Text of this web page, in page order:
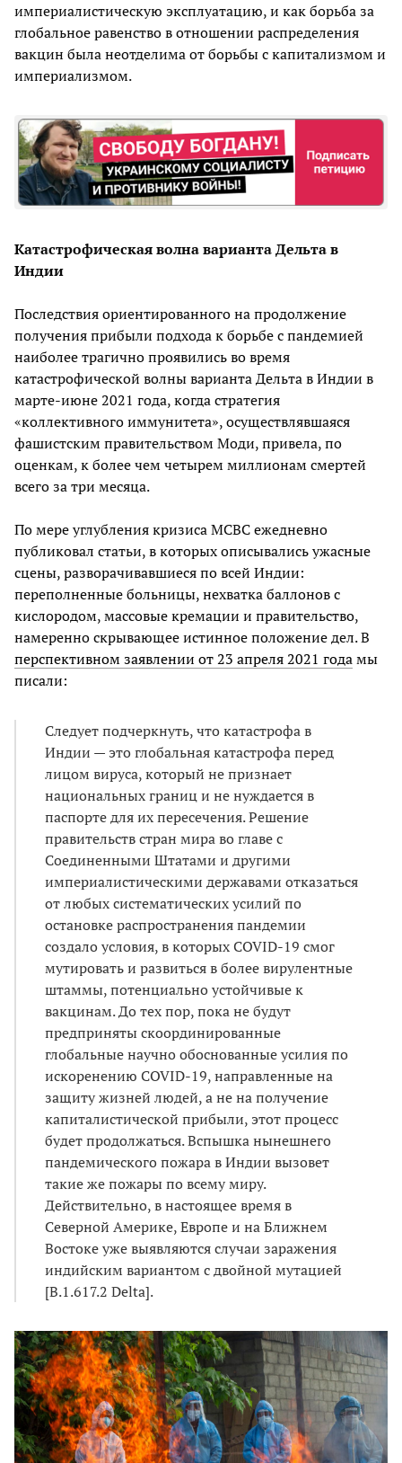
империалистическую эксплуатацию, и как борьба за
глобальное равенство в отношении распределения
вакцин была неотделима от борьбы с капитализмом и
империализмом.
Катастрофическая волна варианта Дельта в
Индии
Последствия ориентированного на продолжение
получения прибыли подхода к борьбе с пандемией
наиболее трагично проявились во время
катастрофической волны варианта Дельта в Индии в
марте-июне 2021 года, когда стратегия
«коллективного иммунитета», осуществлявшаяся
фашистским правительством Моди, привела, по
оценкам, к более чем четырем миллионам смертей
всего за три месяца.
По мере углубления кризиса МСВС ежедневно
публиковал статьи, в которых описывались ужасные
сцены, разворачивавшиеся по всей Индии:
переполненные больницы, нехватка баллонов с
кислородом, массовые кремации и правительство,
намеренно скрывающее истинное положение дел. В
перспективном заявлении от 23 апреля 2021 годамы
писали:
Следует подчеркнуть, что катастрофа в
Индии — это глобальная катастрофа перед
лицом вируса, который не признает
национальных границ и не нуждается в
паспорте для их пересечения. Решение
правительств стран мира во главе с
Соединенными Штатами и другими
империалистическими державами отказаться
от любых систематических усилий по
остановке распространения пандемии
создало условия, в которых COVID-19 смог
мутировать и развиться в более вирулентные
штаммы, потенциально устойчивые к
вакцинам. До тех пор, пока не будут
предприняты скоординированные
глобальные научно обоснованные усилия по
искоренению COVID-19, направленные на
защиту жизней людей, а не на получение
капиталистической прибыли, этот процесс
будет продолжаться. Вспышка нынешнего
пандемического пожара в Индии вызовет
такие же пожары по всему миру.
Действительно, в настоящее время в
Северной Америке, Европе и на Ближнем
Востоке уже выявляются случаи заражения
индийским вариантом с двойной мутацией
[B.1.617.2 Delta].